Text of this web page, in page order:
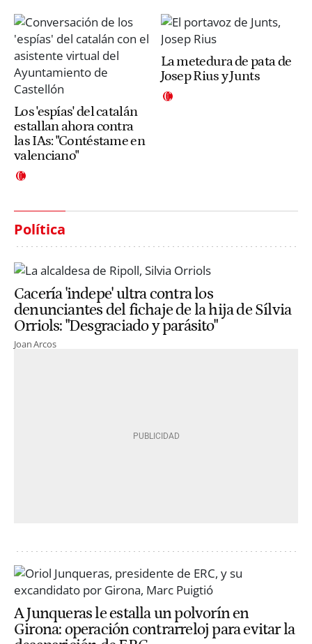
Los 'espías' del catalán
estallan ahora contra
las IAs: "Contéstame en
valenciano"
La metedura de pata de
Josep Rius y Junts
Política
Cacería 'indepe' ultra contra los
denunciantes del fichaje de la hija de Sílvia
Orriols: "Desgraciado y parásito"
Joan Arcos
A Junqueras le estalla un polvorín en
Girona: operación contrarreloj para evitar la